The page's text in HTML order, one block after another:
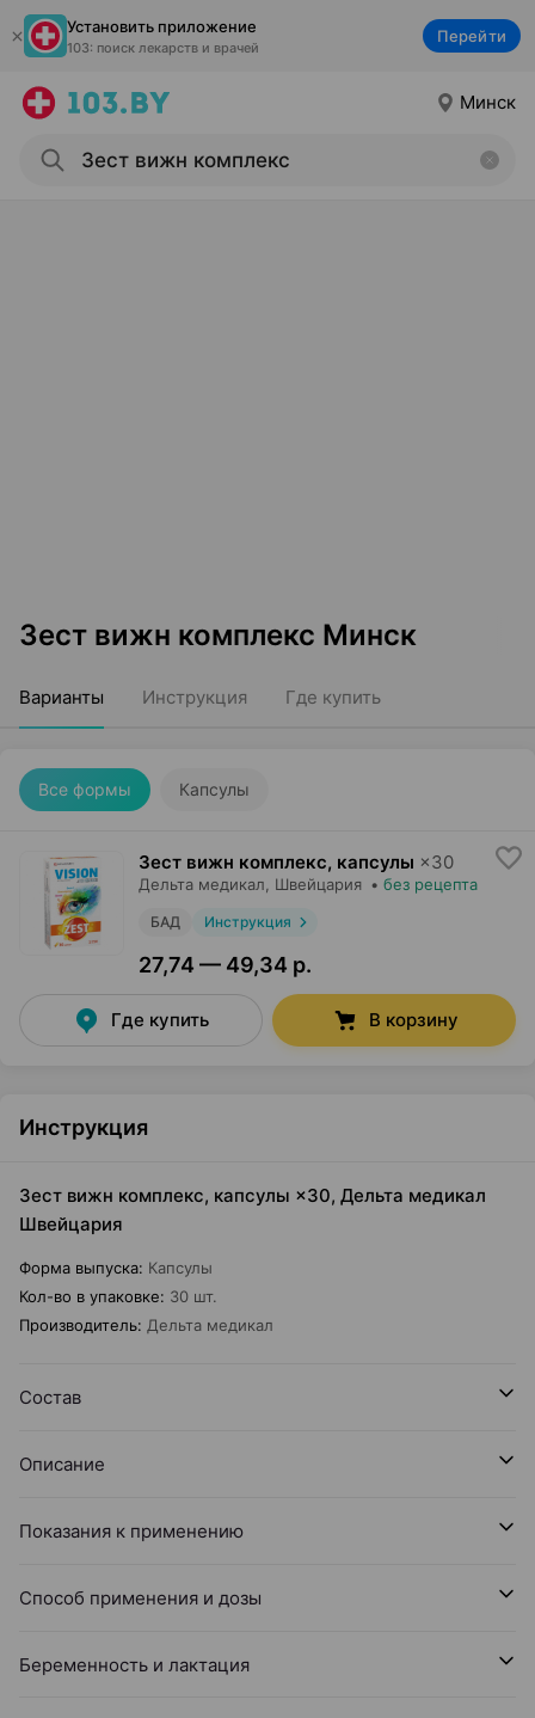
Установить приложение
103: поиск лекарств и врачей
Перейти
Минск
Зест вижн комплекс Минск
Варианты Инструкция Где купить
Все формы Капсулы
Зест вижн комплекс, капсулы ×30
Дельта медикал , Швейцария • без рецепта
БАД Инструкция
27,74 — 49,34 р.
Где купить В корзину
Инструкция
Зест вижн комплекс, капсулы ×30, Дельта медикал
Швейцария
Форма выпуска: Капсулы
Кол-во в упаковке: 30 шт.
Производитель: Дельта медикал
Состав
Описание
Показания к применению
Способ применения и дозы
Беременность и лактация